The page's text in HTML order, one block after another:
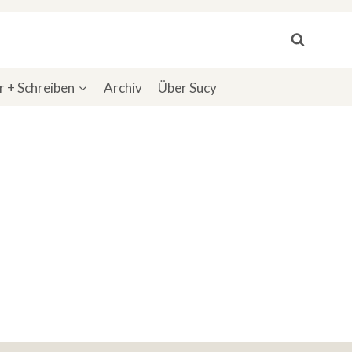
+ Schreiben Archiv Über Sucy